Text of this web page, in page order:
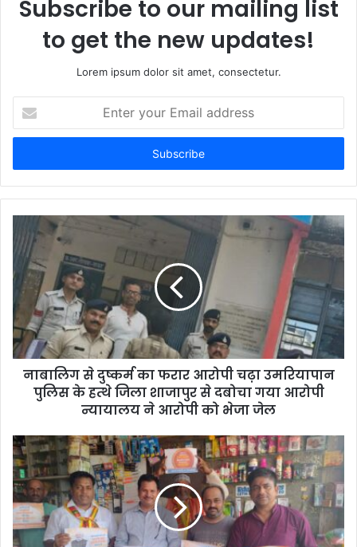
Subscribe to our mailing list
to get the new updates!
Lorem ipsum dolor sit amet, consectetur.
t
r
y
r
E
m
i
l
a
d
s
नाबालिग से दुष्कर्म का फरार आरोपी चढ़ा उमरियापान
पुलिस के हत्थे जिला शाजापुर से दबोचा गया आरोपी
न्यायालय ने आरोपी को भेजा जेल